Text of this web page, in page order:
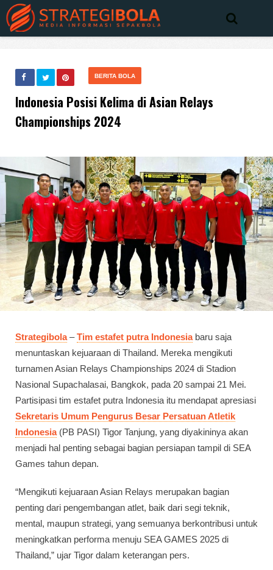
BERITA BOLA
Indonesia Posisi Kelima di Asian Relays
Championships 2024
Strategibola–Tim estafet putra Indonesiabaru saja
menuntaskan kejuaraan di Thailand. Mereka mengikuti
turnamen Asian Relays Championships 2024 di Stadion
Nasional Supachalasai, Bangkok, pada 20 sampai 21 Mei.
Partisipasi tim estafet putra Indonesia itu mendapat apresiasi
Sekretaris Umum Pengurus Besar Persatuan Atletik
Indonesia(PB PASI) Tigor Tanjung, yang diyakininya akan
menjadi hal penting sebagai bagian persiapan tampil di SEA
Games tahun depan.
“Mengikuti kejuaraan Asian Relays merupakan bagian
penting dari pengembangan atlet, baik dari segi teknik,
mental, maupun strategi, yang semuanya berkontribusi untuk
meningkatkan performa menuju SEA GAMES 2025 di
Thailand,” ujar Tigor dalam keterangan pers.